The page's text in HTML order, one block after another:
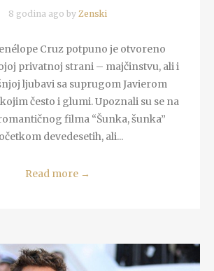
8 godina ago by Zenski
Cruz potpuno je otvoreno
privatnoj strani – majčinstvu, ali i
ljubavi sa suprugom Javierom
često i glumi. Upoznali su se na
filma “Šunka, šunka”
devedesetih, ali...
Read more →